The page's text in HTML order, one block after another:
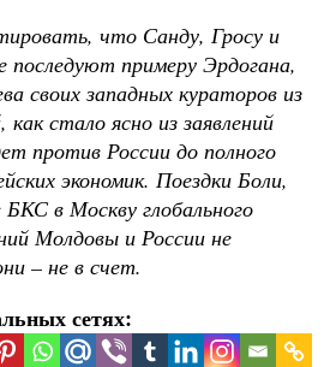
что Санду, Гросу и
последуют примеру Эрдогана,
своих западных кураторов из
стало ясно из заявлений
против России до полного
экономик. Поездки Боли,
в Москву глобального
Молдовы и России не
– не в счет.
сетях: